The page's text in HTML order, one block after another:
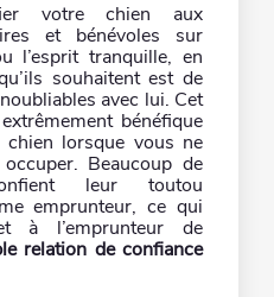
votre chien aux
et bénévoles sur
l’esprit tranquille, en
souhaitent est de
avec lui. Cet
bénéfique
lorsque vous ne
Beaucoup de
leur toutou
emprunteur, ce qui
à l’emprunteur de
relation de confiance